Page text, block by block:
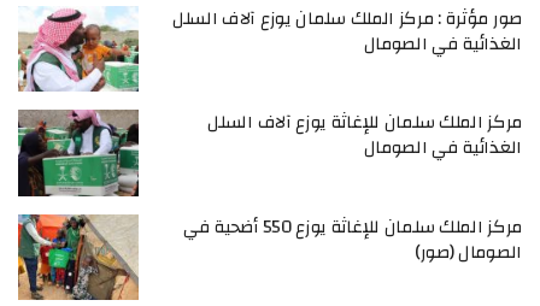
صور مؤثرة : مركز الملك سلمان يوزع آلاف السلل
الغذائية في الصومال
مركز الملك سلمان للإغاثة يوزع آلاف السلل
الغذائية في الصومال
مركز الملك سلمان للإغاثة يوزع 550 أضحية في
الصومال (صور)